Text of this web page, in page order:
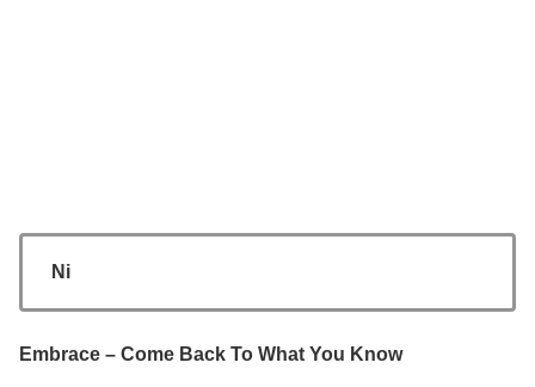
Ni
Embrace – Come Back To What You Know